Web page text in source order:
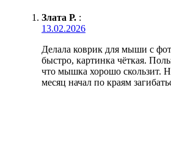
Злата Р. :
13.02.2026
Делала коврик для мыши с
быстро, картинка чёткая.
что мышка хорошо скользит.
месяц начал по краям